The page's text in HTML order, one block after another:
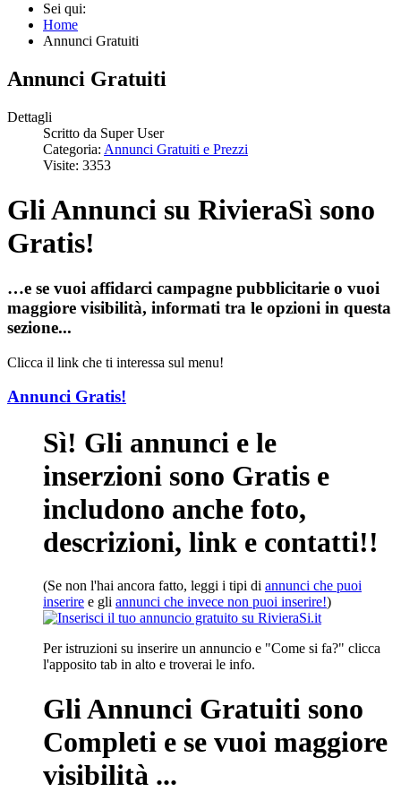
Sei qui:
Home
Annunci Gratuiti
Annunci Gratuiti
Dettagli
Scritto da Super User
Categoria: Annunci Gratuiti e Prezzi
Visite: 3353
Gli Annunci su RivieraSì sono
Gratis!
…e se vuoi affidarci campagne pubblicitarie o vuoi
maggiore visibilità, informati tra le opzioni in questa
sezione...
Clicca il link che ti interessa sul menu!
Annunci Gratis!
Sì! Gli annunci e le
inserzioni sono Gratis e
includono anche foto,
descrizioni, link e contatti!!
(Se non l'hai ancora fatto, leggi i tipi di annunci che puoi
inserire e gli annunci che invece non puoi inserire!)
Per istruzioni su inserire un annuncio e "Come si fa?" clicca
l'apposito tab in alto e troverai le info.
Gli Annunci Gratuiti sono
Completi e se vuoi maggiore
visibilità ...